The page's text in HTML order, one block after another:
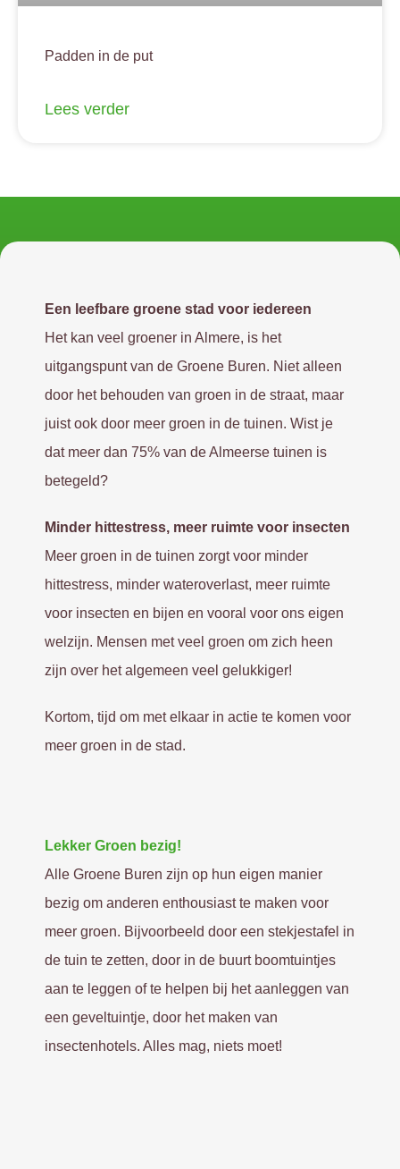
Padden in de put
Lees verder
Een leefbare groene stad voor iedereen
Het kan veel groener in Almere, is het
uitgangspunt van de Groene Buren. Niet alleen
door het behouden van groen in de straat, maar
juist ook door meer groen in de tuinen. Wist je
dat meer dan 75% van de Almeerse tuinen is
betegeld?
Minder hittestress, meer ruimte voor insecten
Meer groen in de tuinen zorgt voor minder
hittestress, minder wateroverlast, meer ruimte
voor insecten en bijen en vooral voor ons eigen
welzijn. Mensen met veel groen om zich heen
zijn over het algemeen veel gelukkiger!
Kortom, tijd om met elkaar in actie te komen voor
meer groen in de stad.
Lekker Groen bezig!
Alle Groene Buren zijn op hun eigen manier
bezig om anderen enthousiast te maken voor
meer groen. Bijvoorbeeld door een stekjestafel in
de tuin te zetten, door in de buurt boomtuintjes
aan te leggen of te helpen bij het aanleggen van
een geveltuintje, door het maken van
insectenhotels. Alles mag, niets moet!